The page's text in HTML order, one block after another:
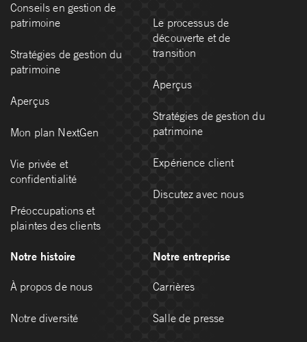
Conseils en gestion de
patrimoine
Stratégies de gestion du
patrimoine
Aperçus
Mon plan NextGen
Vie privée et
confidentialité
Préoccupations et
plaintes des clients
Le processus de
découverte et de
transition
Aperçus
Stratégies de gestion du
patrimoine
Expérience client
Discutez avec nous
Notre histoire
À propos de nous
Notre diversité
Notre entreprise
Carrières
Salle de presse